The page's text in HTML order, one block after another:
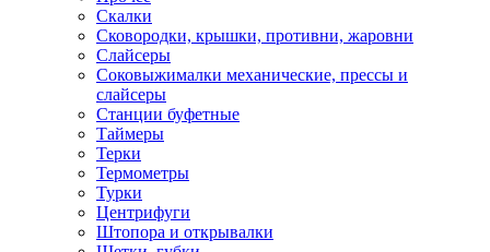
Скалки
Сковородки, крышки, противни, жаровни
Слайсеры
Соковыжималки механические, прессы и
слайсеры
Станции буфетные
Таймеры
Терки
Термометры
Турки
Центрифуги
Штопора и открывалки